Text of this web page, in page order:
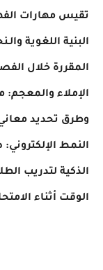
مهارات الفهم
اللغوية والـنحو:
خلال الفصل
والمعجم: مراجعة
تحديد معاني
الإلكتروني: صياغة
لتدريب الطلاب على
أثناء الامتحان